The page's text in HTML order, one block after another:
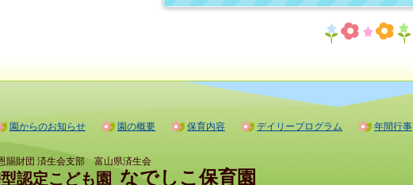
園からのお知らせ 園の概要 保育内容 デイリープログラム 年間行事
賜財団 済生会支部 富山県済生会
認定こども園 なでしこ保育園